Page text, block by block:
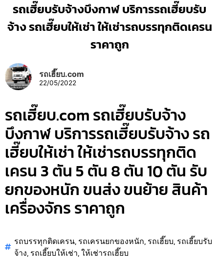
รถเฮี๊ยบรับจ้างบึงกาฬ บริการรถเฮี๊ยบรับ
จ้าง รถเฮี๊ยบให้เช่า ให้เช่ารถบรรทุกติดเครน
ราคาถูก
รถเฮี๊ยบ.com
22/05/2022
รถเฮี๊ยบ.com รถเฮี๊ยบรับจ้าง
บึงกาฬ บริการรถเฮี๊ยบรับจ้าง รถ
เฮี๊ยบให้เช่า ให้เช่ารถบรรทุกติด
เครน 3 ตัน 5 ตัน 8 ตัน 10 ตัน รับ
ยกของหนัก ขนส่ง ขนย้าย สินค้า
เครื่องจักร ราคาถูก
รถบรรทุกติดเครน, รถเครนยกของหนัก, รถเฮี๊ยบ, รถเฮี๊ยบรับ
จ้าง, รถเฮี๊ยบให้เช่า,ให้เช่ารถเฮี๊ยบ